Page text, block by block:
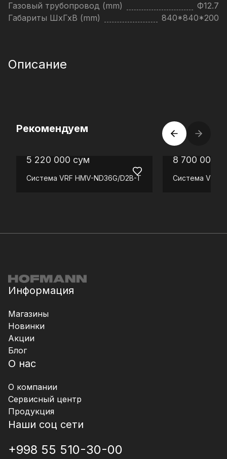
Газовый трубопровод (mm)
Ф12.7
Габариты ШхГхВ (mm)
840*840*200
Описание
Рекомендуем
5 220 000 сум
Система VRF HMV-ND36G/D2B-T
8 700 000
Система VRF
Информация
Магазины
Новинки
Акции
Блог
О нас
О компании
Сервисный центр
Продукция
Наши соц сети
+998 55 510-30-00